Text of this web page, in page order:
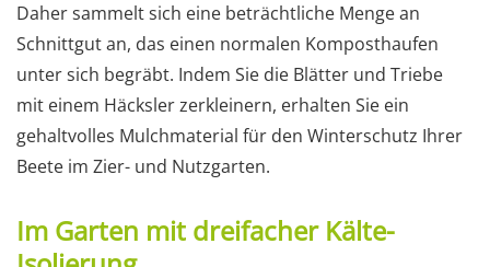
Daher sammelt sich eine beträchtliche Menge an
Schnittgut an, das einen normalen Komposthaufen
unter sich begräbt. Indem Sie die Blätter und Triebe
mit einem Häcksler zerkleinern, erhalten Sie ein
gehaltvolles Mulchmaterial für den Winterschutz Ihrer
Beete im Zier- und Nutzgarten.
Im Garten mit dreifacher Kälte-